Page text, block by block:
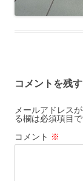
コメントを残す
メールアドレス
る欄は必須項目
コメント ※